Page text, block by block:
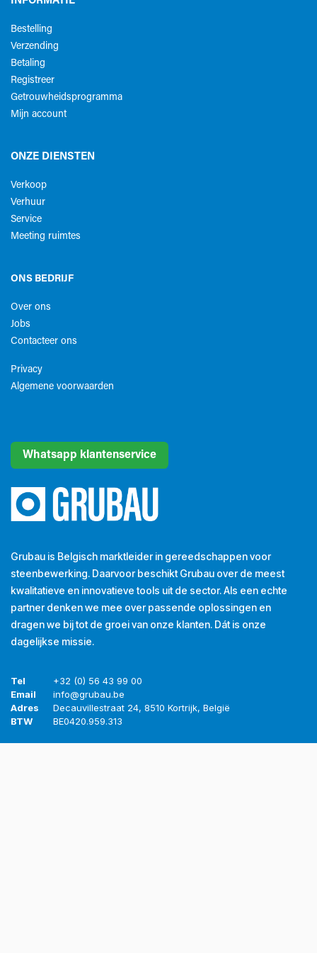
Bestelling
Verzending
Betaling
Registreer
Getrouwheidsprogramma
Mijn account
ONZE DIENSTEN
Verkoop
Verhuur
Service
Meeting ruimtes
ONS BEDRIJF
Over ons
Jobs
Contacteer ons
Privacy
Algemene voorwaarden​
Whatsapp klantenservice
Grubau is Belgisch marktleider in gereedschappen voor
steenbewerking. Daarvoor beschikt Grubau over de meest
kwalitatieve en innovatieve tools uit de sector. Als een echte
partner denken we mee over passende oplossingen en
dragen we bij tot de groei van onze klanten. Dát is onze
dagelijkse missie.
Tel
+32 (0) 56 43 99 00
Email
info@grubau.be
Adres
Decauvillestraat 24, 8510 Kortrijk, België
BTW
BE0420.959.313